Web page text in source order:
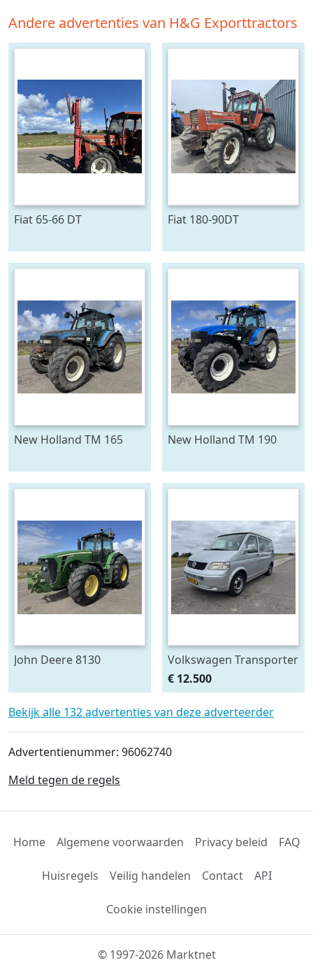
Andere advertenties van H&G Exporttractors
Fiat 65-66 DT Fiat 180-90DT
New Holland TM 165 New Holland TM 190
John Deere 8130
Volkswagen Transporter
Camper 2.5 TDI
€ 12.500
Bekijk alle 132 advertenties van deze adverteerder
Advertentienummer: 96062740
Meld tegen de regels
Home Algemene voorwaarden Privacy beleid FAQ
Huisregels Veilig handelen Contact API
Cookie instellingen
© 1997-2026 Marktnet